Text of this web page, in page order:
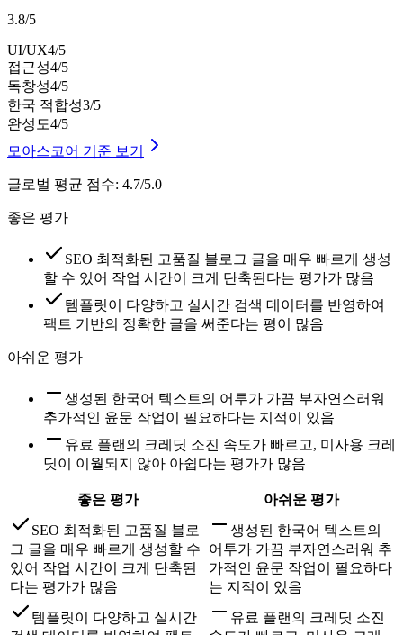
3.8/5
UI/UX4/5
접근성4/5
독창성4/5
한국 적합성3/5
완성도4/5
모아스코어 기준 보기
글로벌 평균 점수: 4.7/5.0
좋은 평가
SEO 최적화된 고품질 블로그 글을 매우 빠르게 생성
할 수 있어 작업 시간이 크게 단축된다는 평가가 많음
템플릿이 다양하고 실시간 검색 데이터를 반영하여
팩트 기반의 정확한 글을 써준다는 평이 많음
아쉬운 평가
생성된 한국어 텍스트의 어투가 가끔 부자연스러워
추가적인 윤문 작업이 필요하다는 지적이 있음
유료 플랜의 크레딧 소진 속도가 빠르고, 미사용 크레
딧이 이월되지 않아 아쉽다는 평가가 많음
좋은 평가
아쉬운 평가
SEO 최적화된 고품질 블로
그 글을 매우 빠르게 생성할 수
있어 작업 시간이 크게 단축된
다는 평가가 많음
생성된 한국어 텍스트의
어투가 가끔 부자연스러워 추
가적인 윤문 작업이 필요하다
는 지적이 있음
템플릿이 다양하고 실시간
유료 플랜의 크레딧 소진